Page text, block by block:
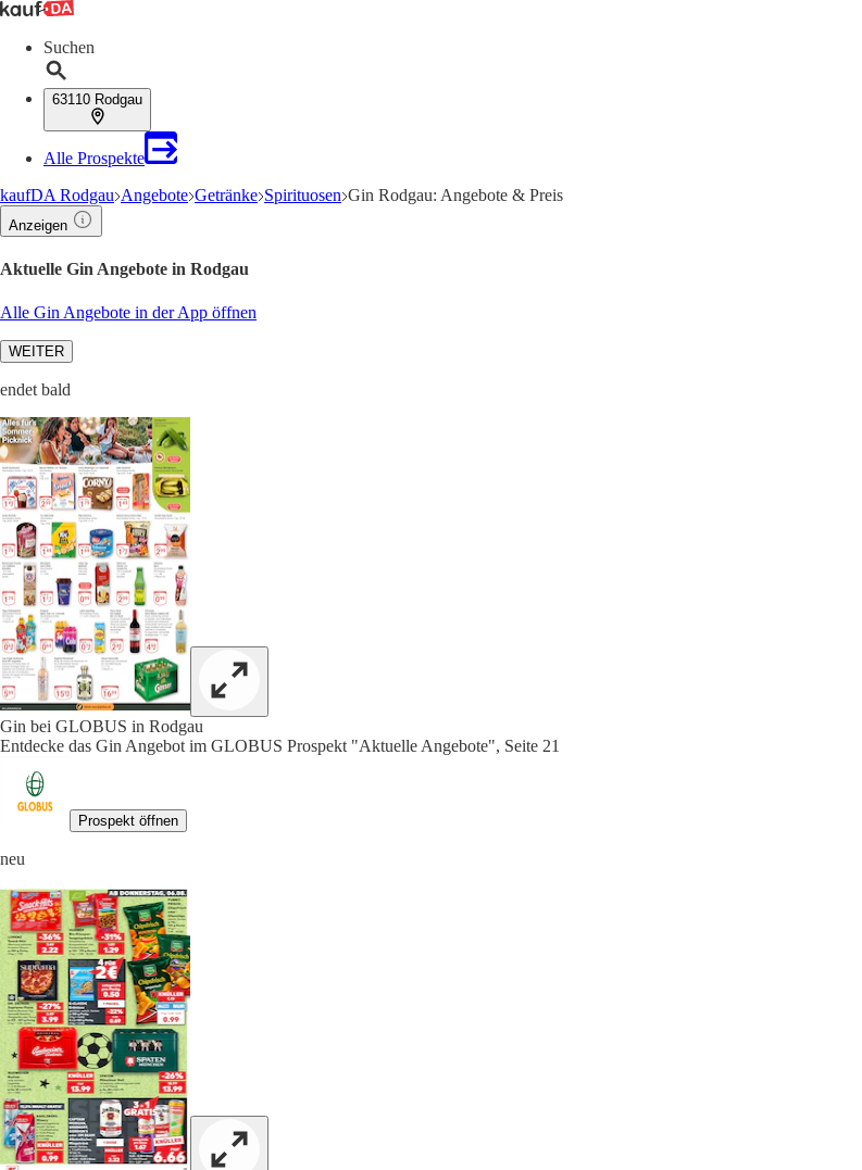
Suchen
63110 Rodgau
Alle Prospekte
kaufDA Rodgau Angebote Getränke Spirituosen Gin Rodgau: Angebote & Preis
Anzeigen
Aktuelle Gin Angebote in Rodgau
Alle Gin Angebote in der App öffnen
WEITER
endet bald
Gin bei GLOBUS in Rodgau
Entdecke das Gin Angebot im GLOBUS Prospekt "Aktuelle Angebote", Seite 21
Prospekt öffnen
neu